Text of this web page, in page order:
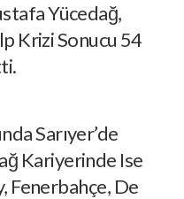
Yücedağ,
Krizi Sonucu 54
Sarıyer’de
Kariyerinde Ise
Fenerbahçe, De